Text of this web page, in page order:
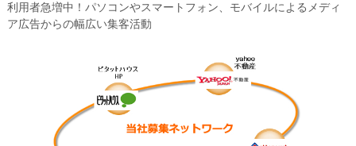
利用者急増中！パソコンやスマートフォン、モバイルによるメディ
ア広告からの幅広い集客活動